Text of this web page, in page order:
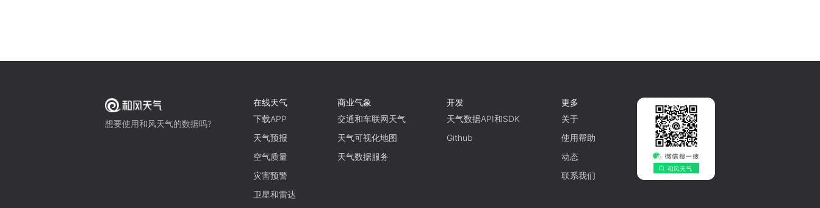
想要使用和风天气的数据吗?
在线天气
下载APP
天气预报
空气质量
灾害预警
卫星和雷达
商业气象
交通和车联网天气
天气可视化地图
天气数据服务
开发
天气数据API和SDK
Github
更多
关于
使用帮助
动态
联系我们